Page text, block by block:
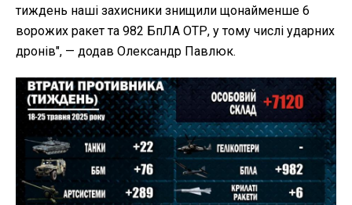
тиждень наші захисники знищили щонайменше 6
ворожих ракет та 982 БпЛА ОТР, у тому числі ударних
дронів", — додав Олександр Павлюк.